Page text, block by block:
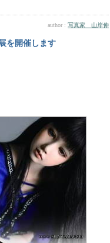
author : 写真家 山岸伸
を開催します